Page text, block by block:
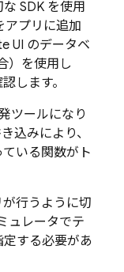
SDK を使用
アプリに追加
UI のデータベ
）を使用し
します。
ツールになり
込みにより、
いる関数がト
行うように切
ュレータでテ
する必要があ